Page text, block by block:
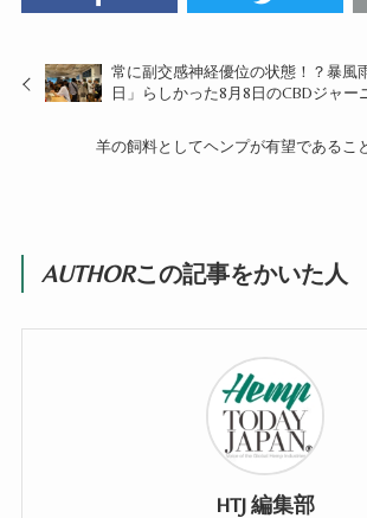
常に副交感神経優位の状態！？暴風
日」らしかった8月8日のCBDジャー
羊の飼料としてヘンプが有望であるこ
AUTHORこの記事をかいた人
HTJ 編集部